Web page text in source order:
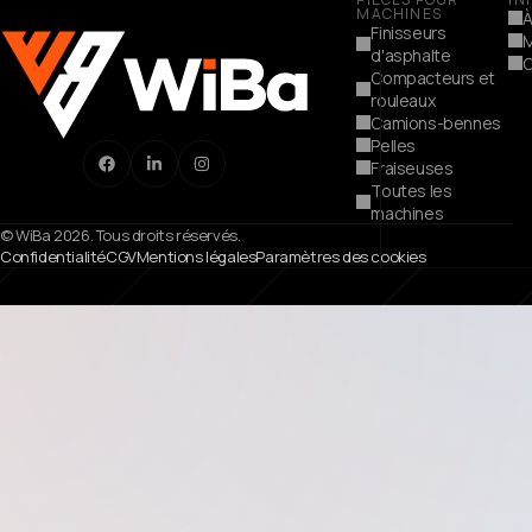
MACHINES
Finisseurs
d'asphalte
Compacteurs et
rouleaux
Camions-bennes
Pelles
Fraiseuses
Toutes les
machines
© WiBa 2026. Tous droits réservés.
ConfidentialitéCGVMentions légalesParamètres des cookies